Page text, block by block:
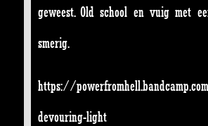
geweest. Old school en vuig met
smerig.
https://
devouring-light